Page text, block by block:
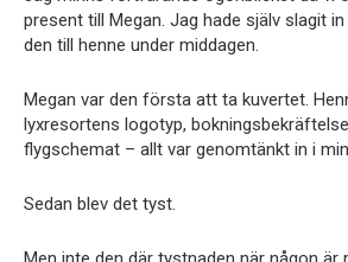
present till Megan. Jag hade själv slagit
den till henne under middagen.
Megan var den första att ta kuvertet.
lyxresortens logotyp,
flygschemat – allt var genomtänkt in i
Sedan blev det tyst.